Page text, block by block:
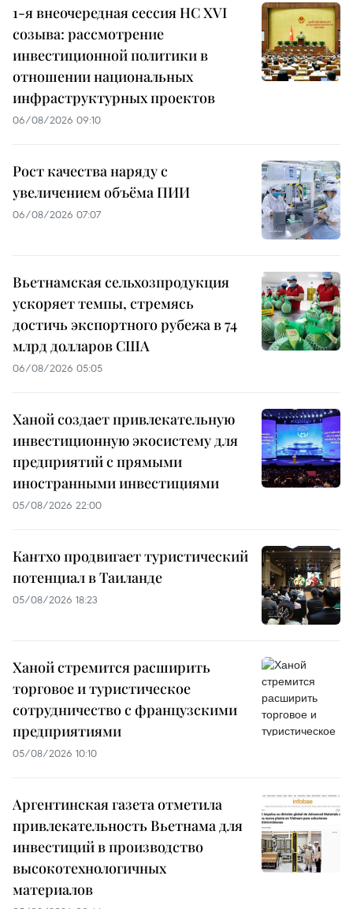
1-я внеочередная сессия НС XVI
созыва: рассмотрение
инвестиционной политики в
отношении национальных
инфраструктурных проектов
06/08/2026 09:10
Рост качества наряду с
увеличением объёма ПИИ
06/08/2026 07:07
Вьетнамская сельхозпродукция
ускоряет темпы, стремясь
достичь экспортного рубежа в 74
млрд долларов США
06/08/2026 05:05
Ханой создает привлекательную
инвестиционную экосистему для
предприятий с прямыми
иностранными инвестициями
05/08/2026 22:00
Кантхо продвигает туристический
потенциал в Таиланде
05/08/2026 18:23
Ханой стремится расширить
торговое и туристическое
сотрудничество с французскими
предприятиями
05/08/2026 10:10
Аргентинская газета отметила
привлекательность Вьетнама для
инвестиций в производство
высокотехнологичных
материалов